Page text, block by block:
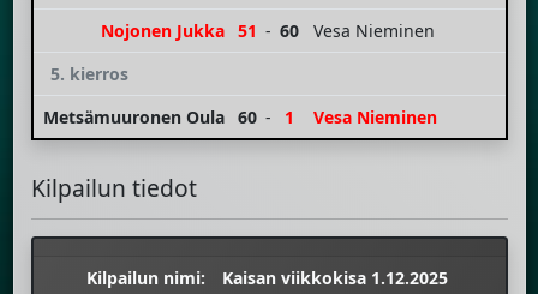
Nojonen Jukka
51 - 60
Vesa Nieminen
5. kierros
Metsämuuronen Oula
60 - 1 Vesa Nieminen
Kilpailun tiedot
Kilpailun nimi:
Kaisan viikkokisa 1.12.2025